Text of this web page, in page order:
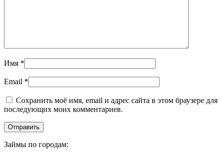
Имя *
Email *
Сохранить моё имя, email и адрес сайта в этом браузере для
последующих моих комментариев.
Займы по городам: